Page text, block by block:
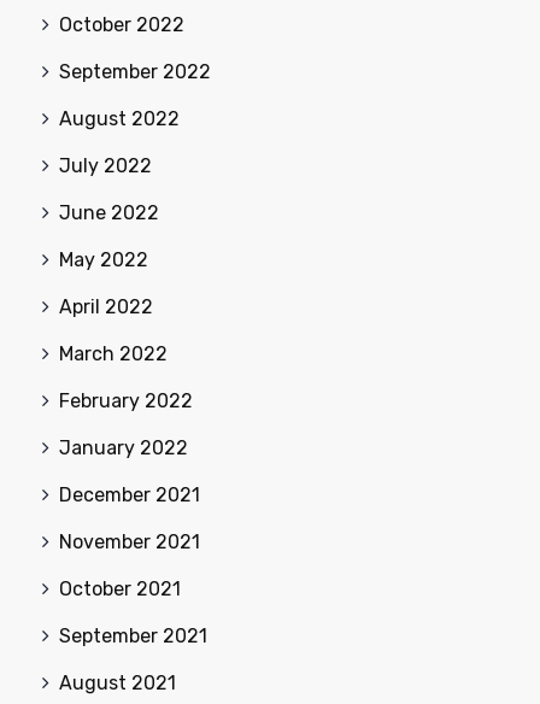
October 2022
September 2022
August 2022
July 2022
June 2022
May 2022
April 2022
March 2022
February 2022
January 2022
December 2021
November 2021
October 2021
September 2021
August 2021